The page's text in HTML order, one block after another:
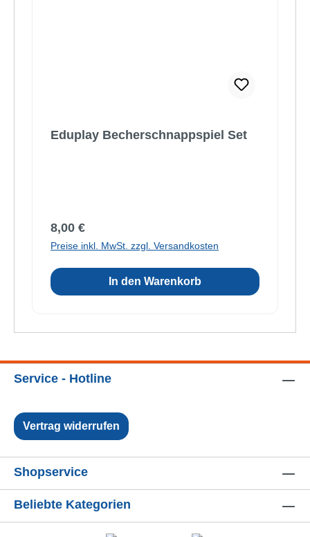
Eduplay Becherschnappspiel Set
Regulärer Preis:
8,00 €
Preise inkl. MwSt. zzgl. Versandkosten
In den Warenkorb
Service - Hotline
Vertrag widerrufen
Shopservice
Beliebte Kategorien